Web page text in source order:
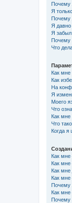
Почему
Я
Почему
Я давно
Я забыл
Почему
Что
Как мне
Как
На
Я
Моего
Что
Как мне
Что
Когда я
Как
Как мне
Как
Как мне
Почему
Как мне
Почему